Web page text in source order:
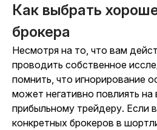
Как выбрать
брокера
Несмотря на то, что вам
проводить собственное
помнить, что игнорирование
может негативно повлиять на
прибыльному трейдеру. Если
конкретных брокеров в